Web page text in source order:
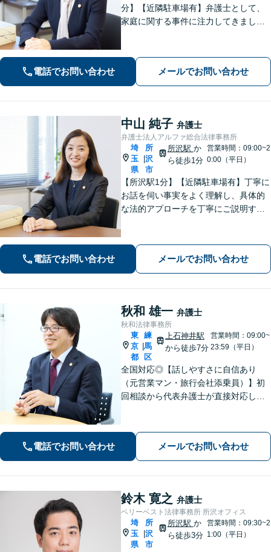
分】【近隣駐車場有】弁護士として、
家庭に関する事件に注力してきまし
イバシー配慮】【当日・夜間（18時ま
で）の相談可】
電話でお問い合わせ メールでお問い合わせ
中山 純子 弁護士
弁護士法人アルファ総合法律事務所
埼
玉
県
所
沢
市
所沢駅 か
ら徒歩1分
営業時間：09:00~2
0:00（平日）
【所沢駅1分】【近隣駐車場有】丁寧に
お話を伺い事実をよく理解し、具体的
な法的アプローチを丁寧にご説明する
手伝いをいたします。どうぞお気軽に
ご相談ください。
電話でお問い合わせ メールでお問い合わせ
秋和 雄一 弁護士
秋和法律事務所
東
京
都
|
練
馬
区
上石神井駅
から徒歩7分
営業時間：09:00~
23:59（平日）
全国対応◎【話しやすさに自信あり
（元営業マン・旅行会社添乗員）】初
回相談から代表弁護士が直接対応し、
法の道筋をご案内し、無駄なやりとり
をしていただくことが無いように配慮
いたします。
電話でお問い合わせ メールでお問い合わせ
鈴木 寛之 弁護士
ベリーベスト法律事務所 所沢オフィス
埼
玉
県
所
沢
市
所沢駅 か
ら徒歩3分
営業時間：09:30~2
1:00（平日）